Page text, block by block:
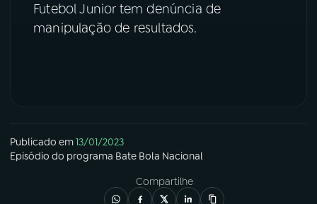
08FESTIVAL DE MÚSICA
Instagram
Futebol Junior tem denúncia de
manipulação de resultados.
Publicado em13/01/2023
Episódio do programa Bate Bola Nacional
Compartilhe